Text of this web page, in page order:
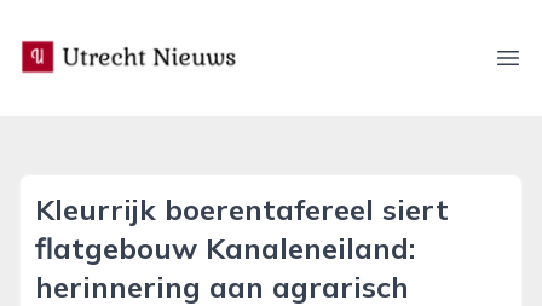
utrecht-nieuws.nl
Kleurrijk boerentafereel siert
flatgebouw Kanaleneiland:
herinnering aan agrarisch